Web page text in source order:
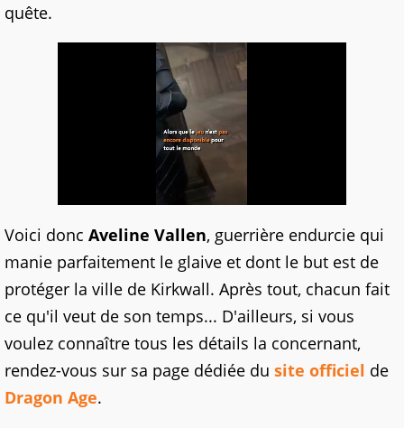
quête.
Voici donc Aveline Vallen, guerrière endurcie qui
manie parfaitement le glaive et dont le but est de
protéger la ville de Kirkwall. Après tout, chacun fait
ce qu'il veut de son temps... D'ailleurs, si vous
voulez connaître tous les détails la concernant,
rendez-vous sur sa page dédiée du site officiel de
Dragon Age.